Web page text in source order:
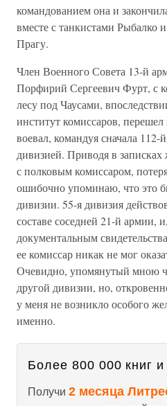
командованием она и
вместе с танкистами
Прагу.
Член Военного Совета 13-й
Порфирий Сергеевич Фурт, с
лесу под Чаусами,
институт комиссаров,
воевал, командуя сначала 112-
дивизией. Приводя в
с полковым комиссаром,
ошибочно упоминаю, что это
дивизии. 55-я дивизия
составе соседней 21-й армии,
документальным
ее комиссар никак не мог
Очевидно, упомянутый мною
другой дивизии, но,
у меня не возникло особого
именно.
Более 800 000 книг и
Получи 2 месяца